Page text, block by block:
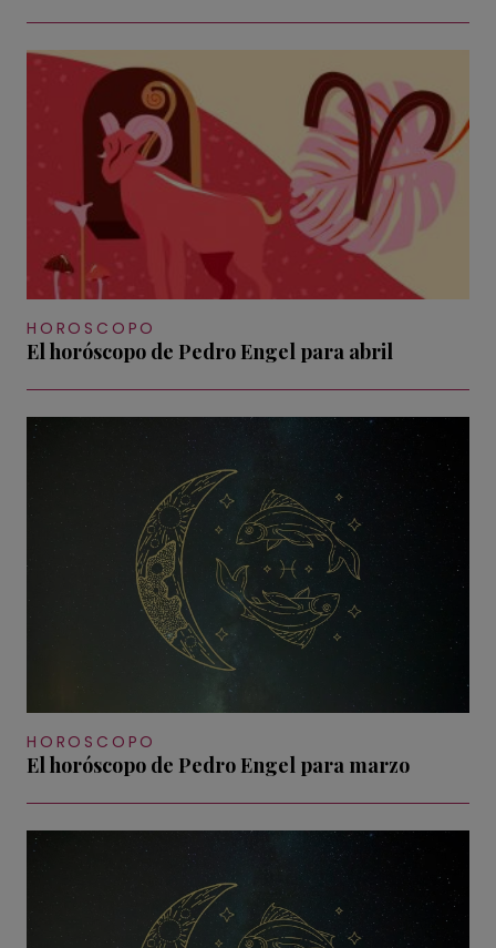
HOROSCOPO
El horóscopo de Pedro Engel para abril
HOROSCOPO
El horóscopo de Pedro Engel para marzo